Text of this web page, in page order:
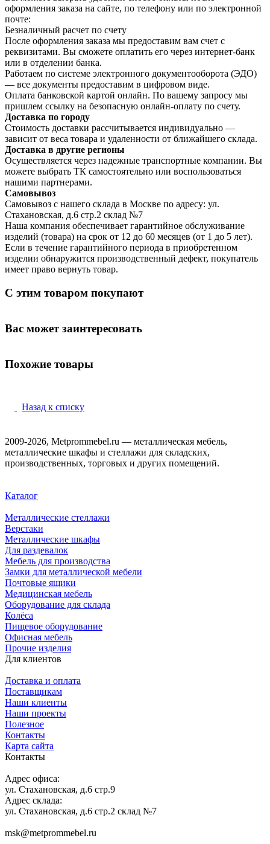
оформления заказа на сайте, по телефону или по электронной
почте:
Безналичный расчет по счету
После оформления заказа мы предоставим вам счет с
реквизитами. Вы сможете оплатить его через интернет-банк
или в отделении банка.
Работаем по системе электронного документооборота (ЭДО)
— все документы предоставим в цифровом виде.
Оплата банковской картой онлайн. По вашему запросу мы
пришлем ссылку на безопасную онлайн-оплату по счету.
Доставка по городу
Стоимость доставки рассчитывается индивидуально —
зависит от веса товара и удаленности от ближайшего склада.
Доставка в другие регионы
Осуществляется через надежные транспортные компании. Вы
можете выбрать ТК самостоятельно или воспользоваться
нашими партнерами.
Самовывоз
Самовывоз с нашего склада в Москве по адресу: ул.
Стахановская, д.6 стр.2 склад №7
Наша компания обеспечивает гарантийное обслуживание
изделий (товара) на срок от 12 до 60 месяцев (от 1 до 5 лет).
Если в течение гарантийного периода в приобретенном
изделии обнаружится производственный дефект, покупатель
имеет право вернуть товар.
С этим товаром покупают
Вас может заинтересовать
Похожие товары
Назад к списку
2009-2026, Metprommebel.ru — металлическая мебель,
металлические шкафы и стеллажи для складских,
производственных, торговых и других помещений.
Каталог
Металлические стеллажи
Верстаки
Металлические шкафы
Для раздевалок
Мебель для производства
Замки для металлической мебели
Почтовые ящики
Медицинская мебель
Оборудование для склада
Колёса
Пищевое оборудование
Офисная мебель
Прочие изделия
Для клиентов
Доставка и оплата
Поставщикам
Наши клиенты
Наши проекты
Полезное
Контакты
Карта сайта
Контакты
Адрес офиса:
ул. Стахановская, д.6 стр.9
Адрес склада:
ул. Стахановская, д.6 стр.2 склад №7
msk@metprommebel.ru